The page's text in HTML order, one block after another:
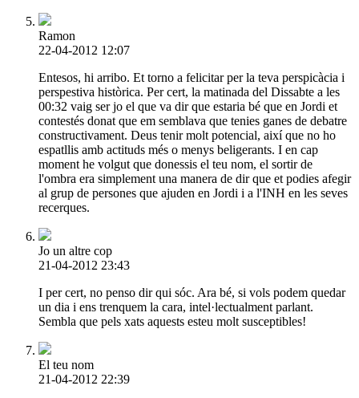
Ramon
22-04-2012 12:07
Entesos, hi arribo. Et torno a felicitar per la teva perspicàcia i
perspestiva històrica. Per cert, la matinada del Dissabte a les
00:32 vaig ser jo el que va dir que estaria bé que en Jordi et
contestés donat que em semblava que tenies ganes de debatre
constructivament. Deus tenir molt potencial, així que no ho
espatllis amb actituds més o menys beligerants. I en cap
moment he volgut que donessis el teu nom, el sortir de
l'ombra era simplement una manera de dir que et podies afegir
al grup de persones que ajuden en Jordi i a l'INH en les seves
recerques.
Jo un altre cop
21-04-2012 23:43
I per cert, no penso dir qui sóc. Ara bé, si vols podem quedar
un dia i ens trenquem la cara, intel·lectualment parlant.
Sembla que pels xats aquests esteu molt susceptibles!
El teu nom
21-04-2012 22:39